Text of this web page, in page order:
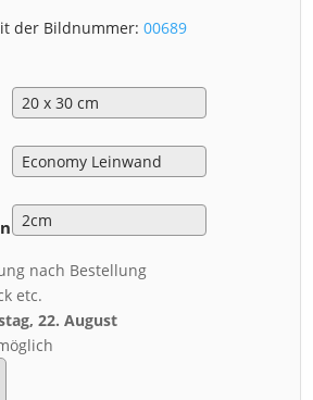
der Bildnummer:00689
nach Bestellung
etc.
22. August